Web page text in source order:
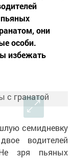
они
особи.
избежать
семидневку
водителей
зря пьяных